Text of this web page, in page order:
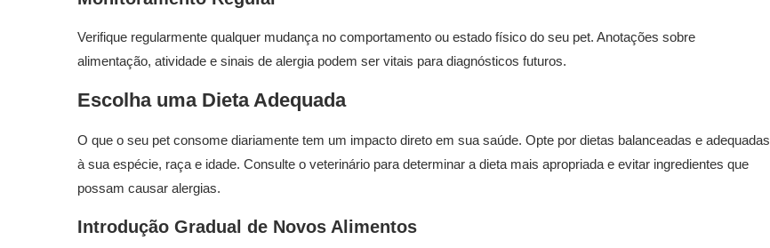
Verifique regularmente qualquer mudança no comportamento ou estado físico do seu pet. Anotações sobre
alimentação, atividade e sinais de alergia podem ser vitais para diagnósticos futuros.
Escolha uma Dieta Adequada
O que o seu pet consome diariamente tem um impacto direto em sua saúde. Opte por dietas balanceadas e adequadas
à sua espécie, raça e idade. Consulte o veterinário para determinar a dieta mais apropriada e evitar ingredientes que
possam causar alergias.
Introdução Gradual de Novos Alimentos